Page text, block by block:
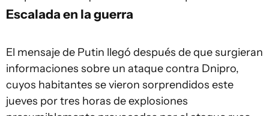
Escalada en la guerra
El mensaje de Putin llegó después de que surgieran
informaciones sobre un ataque contra Dnipro,
cuyos habitantes se vieron sorprendidos este
jueves por tres horas de explosiones